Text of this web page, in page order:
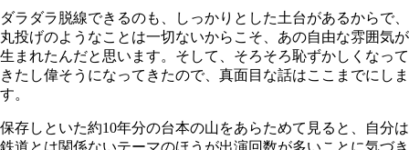
ダラダラ脱線できるのも、しっかりとした土台があるからで、
丸投げのようなことは一切ないからこそ、あの自由な雰囲気が
生まれたんだと思います。そして、そろそろ恥ずかしくなって
きたし偉そうになってきたので、真面目な話はここまでにしま
す。
保存しといた約10年分の台本の山をあらためて見ると、自分は
鉄道とは関係ないテーマのほうが出演回数が多いことに気づき